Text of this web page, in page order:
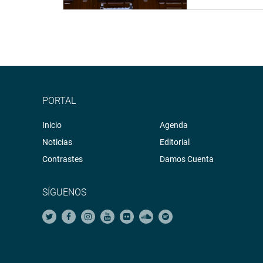
15:00 Comisión Investigadora
por parte de Empresa
Galvao y otras, desde el
hasta la fecha, por
cualquier forma de contrato
Choquecota
Sesión
PORTAL
Inicio
Noticias
Contrastes
Agenda
Editorial
Damos Cuenta
SÍGUENOS